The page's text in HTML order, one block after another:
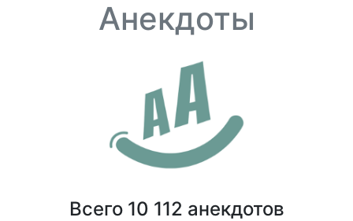
Анекдоты
Всего 10 112 анекдотов